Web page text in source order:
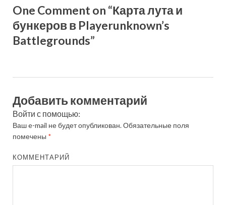
One Comment on “Карта лута и
бункеров в Playerunknown’s
Battlegrounds”
Добавить комментарий
Войти с помощью:
Ваш e-mail не будет опубликован.Обязательные поля
помечены *
КОММЕНТАРИЙ